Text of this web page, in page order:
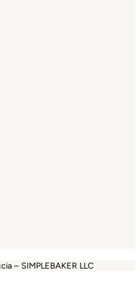
– SIMPLEBAKER LLC